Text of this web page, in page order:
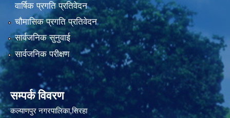
वार्षिक प्रगति प्रतिवेदन
चौमासिक प्रगति प्रतिवेदन
सार्वजनिक सुनुवाई
सार्वजनिक परीक्षण
सम्पर्क विवरण
कल्याणपुर नगरपालिका,सिरहा